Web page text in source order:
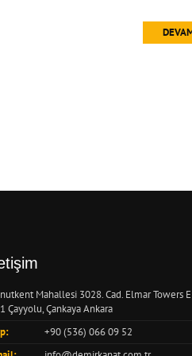
Mahallesi 3028. Cad. Elmar Towers
Çayyolu, Çankaya Ankara
+90 (536) 066 09 52